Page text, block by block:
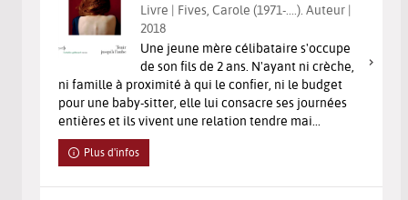
Livre | Fives, Carole (1971-....). Auteur |
2018
Une jeune mère célibataire s'occupe
de son fils de 2 ans. N'ayant ni crèche,
ni famille à proximité à qui le confier, ni le budget
pour une baby-sitter, elle lui consacre ses journées
entières et ils vivent une relation tendre mai...
Plus d'infos